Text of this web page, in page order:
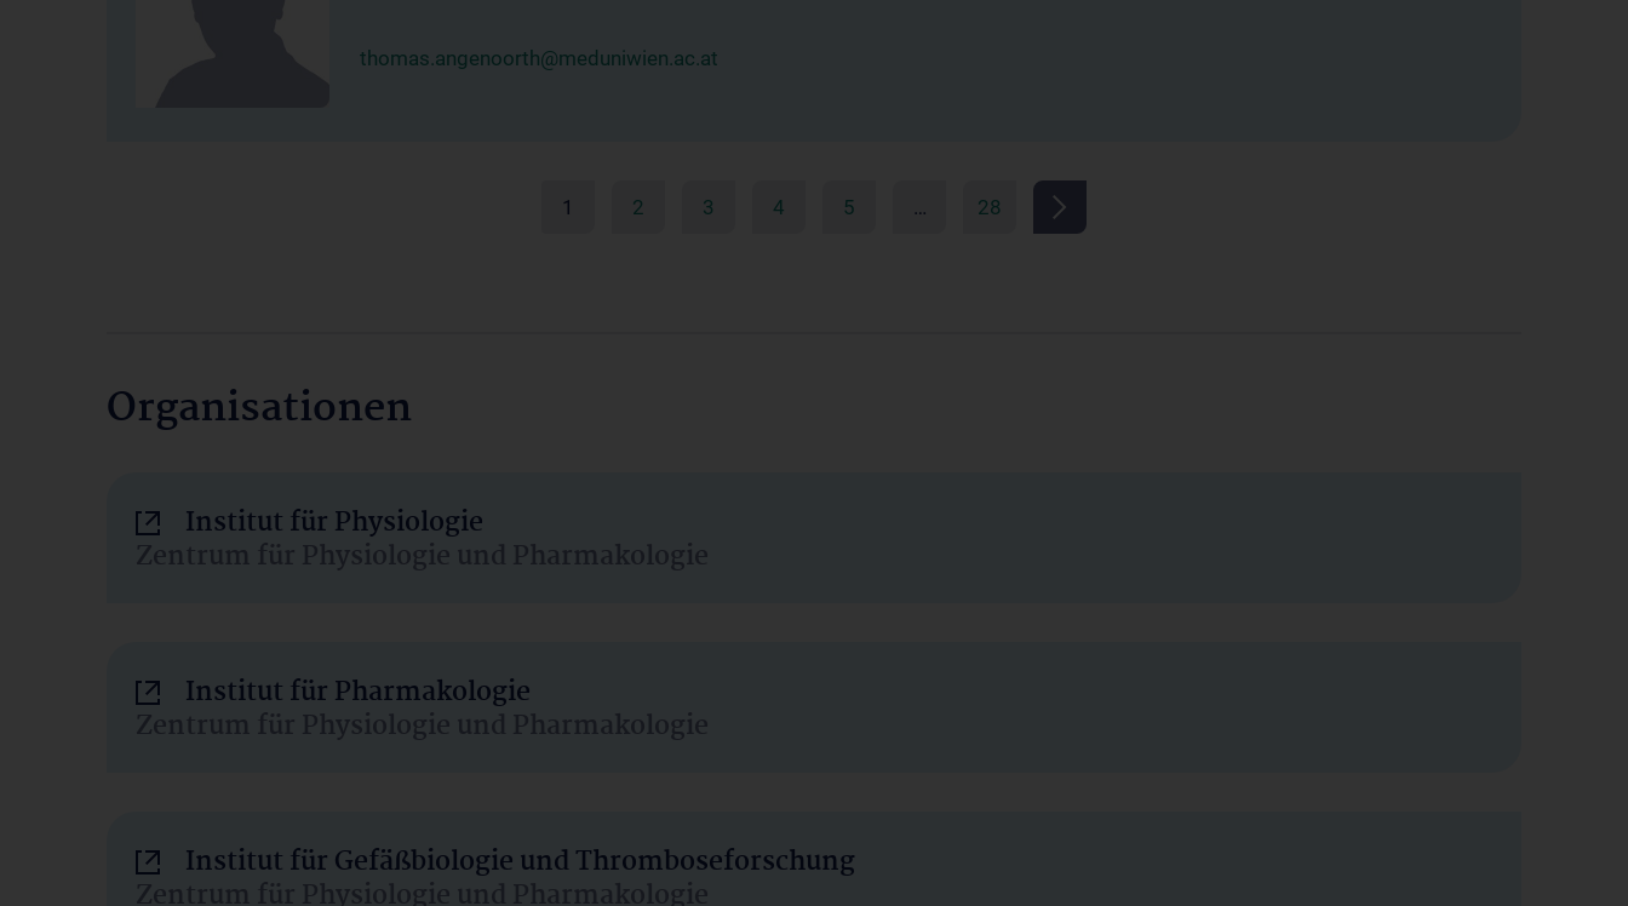
thomas.angenoorth@meduniwien.ac.at
1 2 3 4 5 … 28
Organisationen
Institut für Physiologie
Zentrum für Physiologie und Pharmakologie
Institut für Pharmakologie
Zentrum für Physiologie und Pharmakologie
Institut für Gefäßbiologie und Thromboseforschung
Zentrum für Physiologie und Pharmakologie